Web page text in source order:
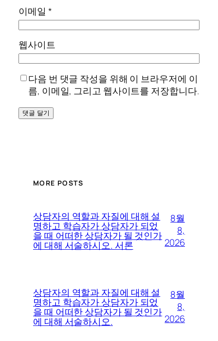
이메일 *
웹사이트
다음 번 댓글 작성을 위해 이 브라우저에 이
름, 이메일, 그리고 웹사이트를 저장합니다.
MORE POSTS
상담자의 역할과 자질에 대해 설
명하고 학습자가 상담자가 되었
을 때 어떠한 상담자가 될 것인가
에 대해 서술하시오. 서론
8월
8,
2026
상담자의 역할과 자질에 대해 설
명하고 학습자가 상담자가 되었
을 때 어떠한 상담자가 될 것인가
에 대해 서술하시오.
8월
8,
2026